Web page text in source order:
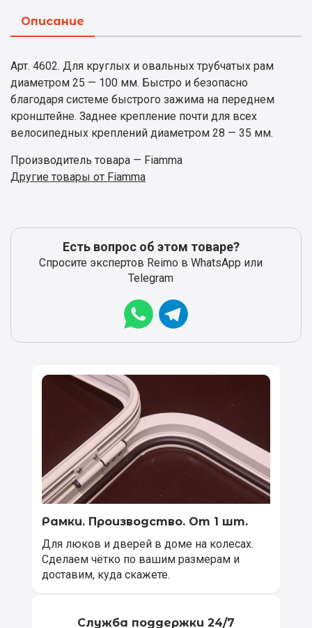
Описание
Арт. 4602. Для круглых и овальных трубчатых рам
диаметром 25 — 100 мм. Быстро и безопасно
благодаря системе быстрого зажима на переднем
кронштейне. Заднее крепление почти для всех
велосипедных креплений диаметром 28 — 35 мм.
Производитель товара — Fiamma
Другие товары от Fiamma
Есть вопрос об этом товаре?
Спросите экспертов Reimo в WhatsApp или
Telegram
Рамки. Производство. От 1 шт.
Для люков и дверей в доме на колесах.
Сделаем чётко по вашим размерам и
доставим, куда скажете.
Служба поддержки 24/7